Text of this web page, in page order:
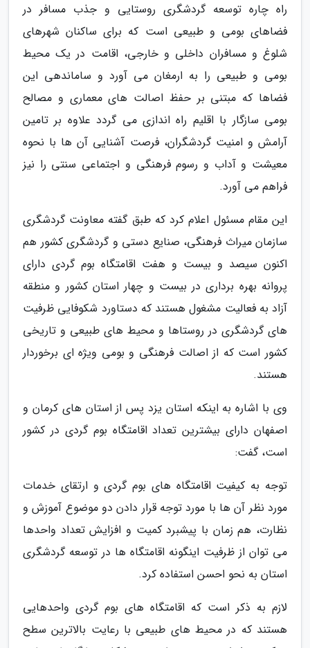
راه چاره توسعه گردشگری روستایی و جذب مسافر در
فضاهای بومی و طبیعی است که برای ساکنان شهرهای
شلوغ و مسافران داخلی و خارجی، اقامت در یک محیط
بومی و طبیعی را به ارمغان می آورد و ساماندهی این
فضاها که مبتنی بر حفظ اصالت های معماری و مصالح
بومی سازگار با اقلیم راه اندازی می گردد علاوه بر تامین
آرامش و امنیت گردشگران، فرصت آشنایی آن ها با نحوه
معیشت و آداب و رسوم فرهنگی و اجتماعی سنتی را نیز
فراهم می آورد.
این مقام مسئول اعلام کرد که طبق گفته معاونت گردشگری
سازمان میراث فرهنگی، صنایع دستی و گردشگری کشور هم
اکنون سیصد و بیست و هفت اقامتگاه بوم گردی دارای
پروانه بهره برداری در بیست و چهار استان کشور و منطقه
آزاد به فعالیت مشغول هستند که دستاورد شکوفایی ظرفیت
های گردشگری در روستاها و محیط های طبیعی و تاریخی
کشور است که از اصالت فرهنگی و بومی ویژه ای برخوردار
هستند.
وی با اشاره به اینکه استان یزد پس از استان های کرمان و
اصفهان دارای بیشترین تعداد اقامتگاه بوم گردی در کشور
است، گفت:
توجه به کیفیت اقامتگاه های بوم گردی و ارتقای خدمات
مورد نظر آن ها با مورد توجه قرار دادن دو موضوع آموزش و
نظارت، هم زمان با پیشبرد کمیت و افزایش تعداد واحدها
می توان از ظرفیت اینگونه اقامتگاه ها در توسعه گردشگری
استان به نحو احسن استفاده کرد.
لازم به ذکر است که اقامتگاه های بوم گردی واحدهایی
هستند که در محیط های طبیعی با رعایت بالاترین سطح